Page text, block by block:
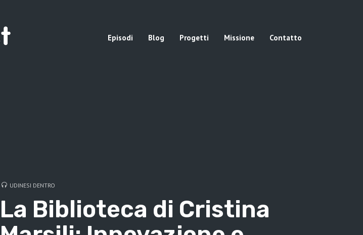
Episodi Blog Progetti Missione Contatto
UDINESI DENTRO
La Biblioteca di Cristina